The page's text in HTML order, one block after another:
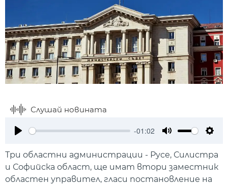
Слушай новината
-01:02
Три областни администрации - Русе, Силистра
и Софийска област, ще имат втори заместник
областен управител, гласи постановление на